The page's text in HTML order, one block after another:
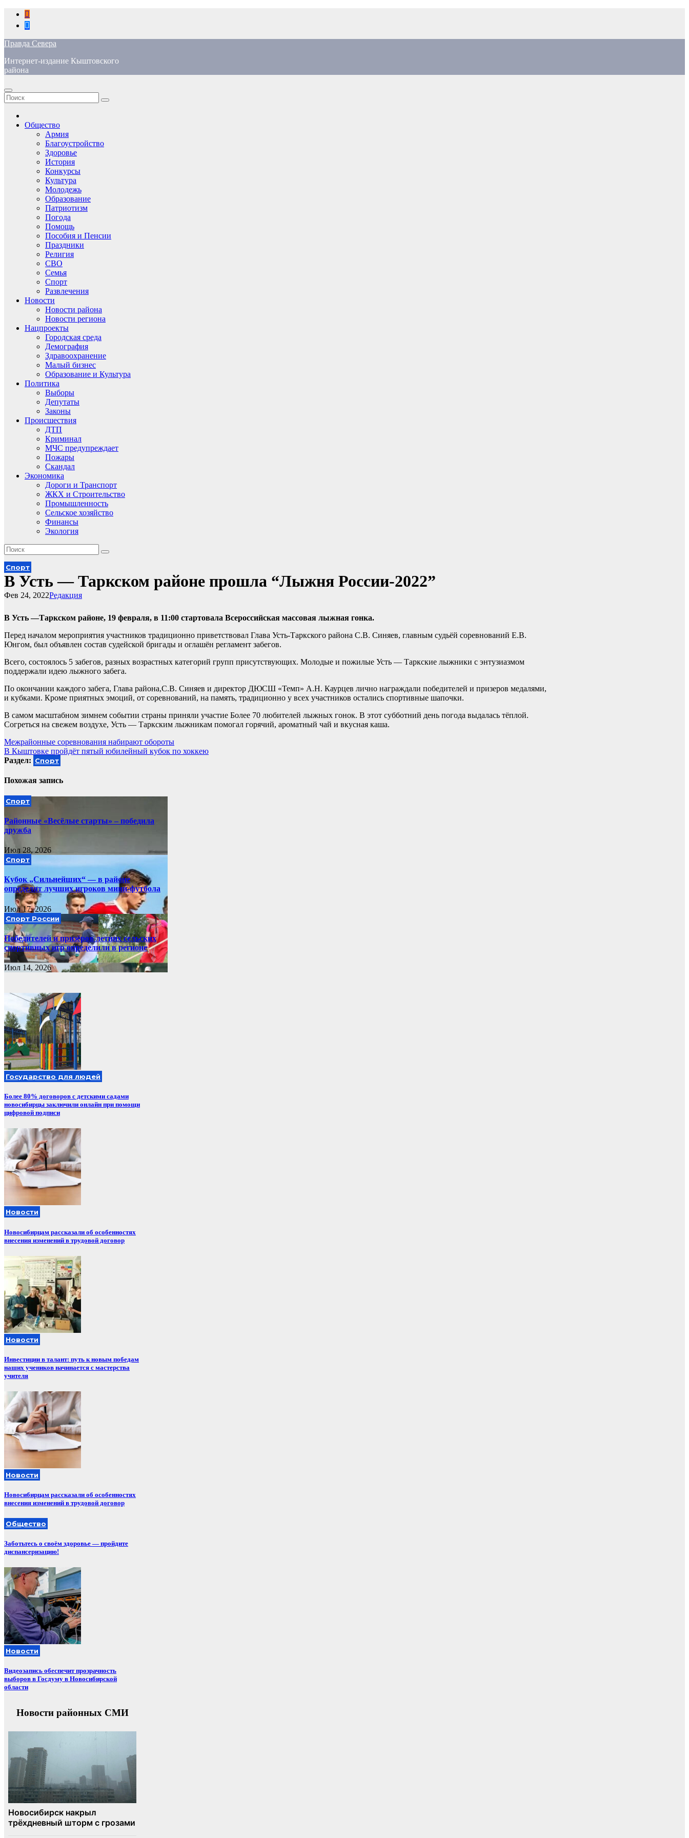
Перейти
содержимому
Правда Севера
Интернет-издание Кыштовского
района
Общество
Армия
Благоустройство
Здоровье
История
Конкурсы
Культура
Молодежь
Образование
Патриотизм
Погода
Помощь
Пособия и Пенсии
Праздники
Религия
СВО
Семья
Спорт
Развлечения
Новости
Новости района
Новости региона
Нацпроекты
Городская среда
Демография
Здравоохранение
Малый бизнес
Образование и Культура
Политика
Выборы
Депутаты
Законы
Происшествия
ДТП
Криминал
МЧС предупреждает
Пожары
Скандал
Экономика
Дороги и Транспорт
ЖКХ и Строительство
Промышленность
Сельское хозяйство
Финансы
Экология
Спорт
В Усть — Таркском районе прошла “Лыжня России-2022”
Редакция
Фев 24, 2022
В Усть —Таркском районе, 19 февраля, в 11:00 стартовала Всероссийская массовая лыжная гонка.
Перед началом мероприятия участников традиционно приветствовал Глава Усть-Таркского района С.В. Синяев, главным судьёй соревнований Е.В.
Юнгом, был объявлен состав судейской бригады и оглашён регламент забегов.
Всего, состоялось 5 забегов, разных возрастных категорий групп присутствующих. Молодые и пожилые Усть — Таркские лыжники с энтузиазмом
поддержали идею лыжного забега.
По окончании каждого забега, Глава района,С.В. Синяев и директор ДЮСШ «Темп» А.Н. Каурцев лично награждали победителей и призеров медалями,
и кубками. Кроме приятных эмоций, от соревнований, на память, традиционно у всех участников остались спортивные шапочки.
В самом масштабном зимнем событии страны приняли участие Более 70 любителей лыжных гонок. В этот субботний день погода выдалась тёплой.
Согреться на свежем воздухе, Усть — Таркским лыжникам помогал горячий, ароматный чай и вкусная каша.
Навигация
по
Межрайонные соревнования набирают обороты
В Кыштовке пройдёт пятый юбилейный кубок по хоккею
Раздел: Спорт
Похожая запись
Спорт
Районные «Весёлые старты» – победила
дружба
Июл 28, 2026
Спорт
Кубок „Сильнейших“ — в районе
определят лучших игроков мини‑футбола
Июл 17, 2026
Спорт России
Победителей и призёров летних сельских
спортивных игр определили в регионе
Июл 14, 2026
Государство для людей
Более 80% договоров с детскими садами
новосибирцы заключили онлайн при помощи
цифровой подписи
Новости
Новосибирцам рассказали об особенностях
внесения изменений в трудовой договор
Новости
Инвестиции в талант: путь к новым победам
наших учеников начинается с мастерства
учителя
Новости
Новосибирцам рассказали об особенностях
внесения изменений в трудовой договор
Общество
Заботьтесь о своём здоровье — пройдите
диспансеризацию!
Новости
Видеозапись обеспечит прозрачность
выборов в Госдуму в Новосибирской
области